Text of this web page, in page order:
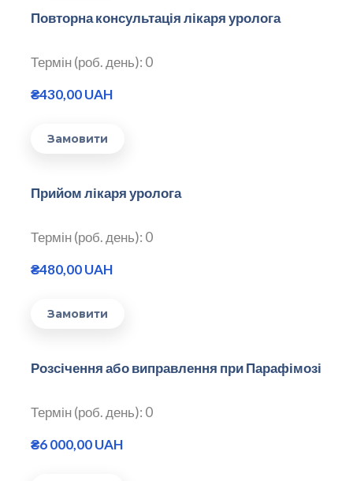
Повторна консультація лікаря уролога
Термін (роб. день): 0
₴430,00 UAH
Замовити
Прийом лікаря уролога
Термін (роб. день): 0
₴480,00 UAH
Замовити
Розсічення або виправлення при Парафімозі
Термін (роб. день): 0
₴6 000,00 UAH